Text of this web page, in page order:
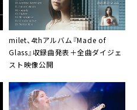
milet、4thアルバム『Made of
Glass』収録曲発表＋全曲ダイジェ
スト映像公開